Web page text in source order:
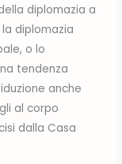
diplomazia a
diplomazia
o lo
tendenza
anche
al corpo
dalla Casa